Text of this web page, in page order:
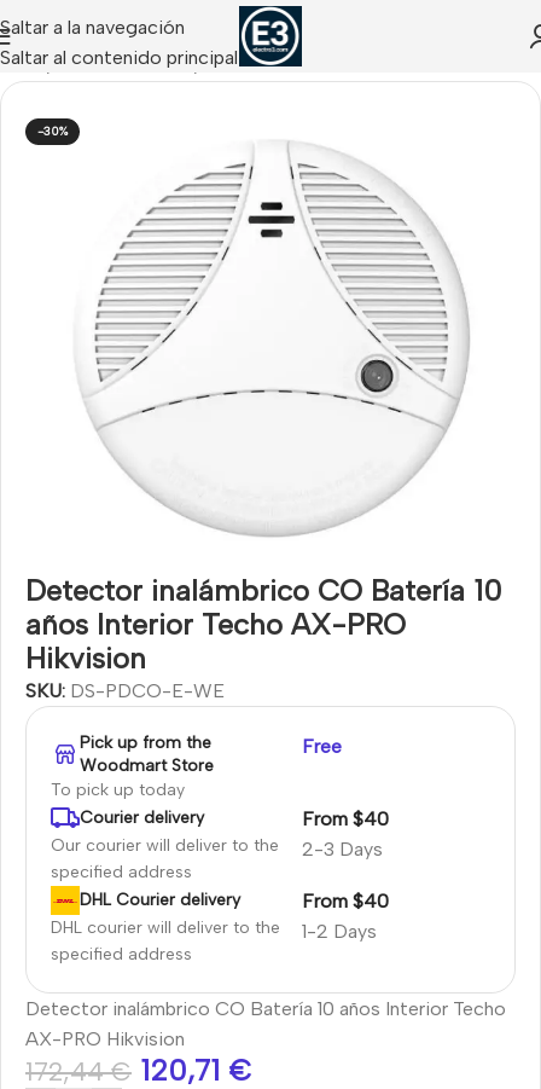
Saltar a la navegación
Saltar al contenido principal
Inicio Hikvision Alarms/Accesorios AX-PRO
-30%
Detector inalámbrico CO Batería 10
años Interior Techo AX-PRO
Hikvision
SKU: DS-PDCO-E-WE
Pick up from the
Woodmart Store
To pick up today
Free
Courier delivery
Our courier will deliver to the
specified address
2-3 Days
From $40
DHL Courier delivery
DHL courier will deliver to the
specified address
1-2 Days
From $40
Detector inalámbrico CO Batería 10 años Interior Techo
AX-PRO Hikvision
172,44€ 120,71 €